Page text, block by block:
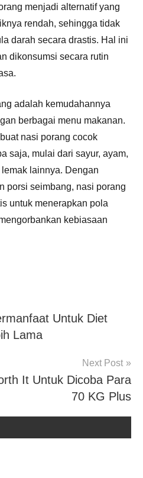
menjadi alternatif yang
rendah, sehingga tidak
darah secara drastis. Hal ini
dikonsumsi secara rutin
adalah kemudahannya
berbagai menu makanan.
nasi porang cocok
saja, mulai dari sayur, ayam,
lainnya. Dengan
porsi seimbang, nasi porang
untuk menerapkan pola
kebiasaan
Untuk Diet
Lama
Next Post
It Untuk Dicoba Para
70 KG Plus